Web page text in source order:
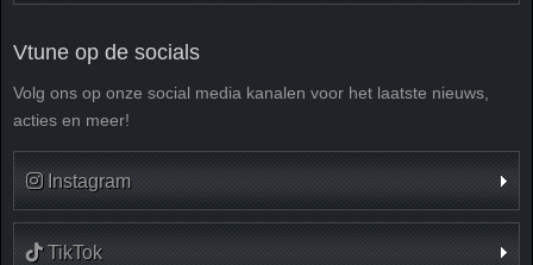
Vtune op de socials
Volg ons op onze social media kanalen voor het laatste nieuws,
acties en meer!
Instagram
TikTok